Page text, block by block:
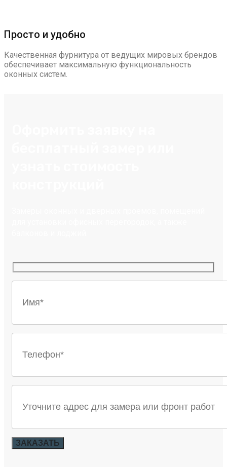
Просто и удобно
Качественная фурнитура от ведущих мировых брендов
обеспечивает максимальную функциональность
оконных систем.
ЗАКАЗАТЬ